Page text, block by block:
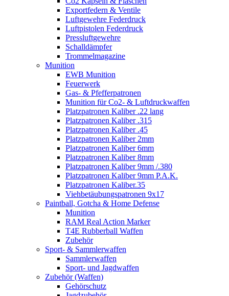
Exportfedern & Ventile
Luftgewehre Federdruck
Luftpistolen Federdruck
Pressluftgewehre
Schalldämpfer
Trommelmagazine
Munition
EWB Munition
Feuerwerk
Gas- & Pfefferpatronen
Munition für Co2- & Luftdruckwaffen
Platzpatronen Kaliber .22 lang
Platzpatronen Kaliber .315
Platzpatronen Kaliber .45
Platzpatronen Kaliber 2mm
Platzpatronen Kaliber 6mm
Platzpatronen Kaliber 8mm
Platzpatronen Kaliber 9mm /.380
Platzpatronen Kaliber 9mm P.A.K.
Platzpatronen Kaliber.35
Viehbetäubungspatronen 9x17
Paintball, Gotcha & Home Defense
Munition
RAM Real Action Marker
T4E Rubberball Waffen
Zubehör
Sport- & Sammlerwaffen
Sammlerwaffen
Sport- und Jagdwaffen
Zubehör (Waffen)
Gehörschutz